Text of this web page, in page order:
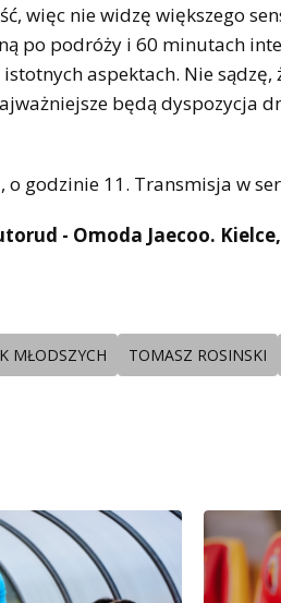
więc nie widzę większego
po podróży i 60 minutach
aspektach. Nie sądzę,
będą dyspozycja
godzinie 11. Transmisja w
- Omoda Jaecoo.
MŁODSZYCH TOMASZ ROSINSKI